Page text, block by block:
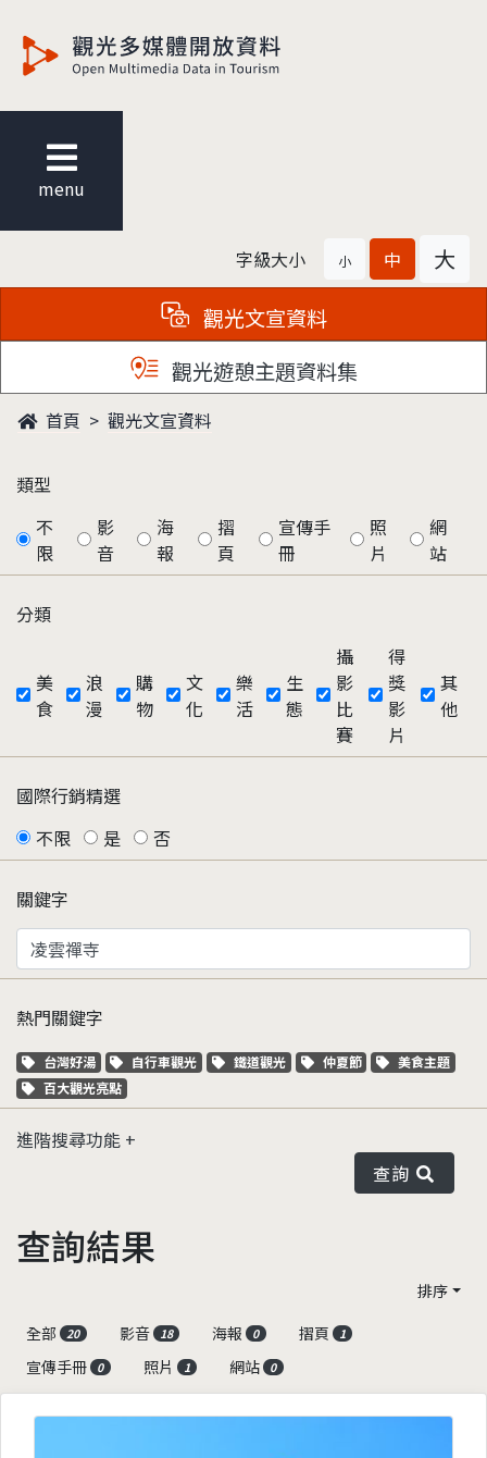
menu
字級大小 小 中 大
觀光文宣資料
觀光遊憩主題資料集
首頁 觀光文宣資料
類型
不
限
影
音
海
報
摺
頁
宣傳手
冊
照
片
網
站
分類
美
食
浪
漫
購
物
文
化
樂
活
生
態
攝
影
比
賽
得
獎
影
片
其
他
國際行銷精選
不限
是 否
關鍵字
熱門關鍵字
關鍵字標籤
台灣好湯 關鍵字標籤
自行車觀光 關鍵字標籤
鐵道觀光 關鍵字標籤
仲夏節 關鍵字標籤
美食主題
關鍵字標籤
百大觀光亮點
進階搜尋功能
查詢
查詢結果
排序
全部
20 影音 18 海報 0 摺頁 1
宣傳手冊 0 照片 1 網站 0